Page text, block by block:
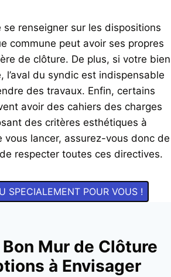
se renseigner sur les dispositions
commune peut avoir ses propres
de clôture. De plus, si votre bien
l’aval du syndic est indispensable
des travaux. Enfin, certains
avoir des cahiers des charges
des critères esthétiques à
vous lancer, assurez-vous donc de
respecter toutes ces directives.
SPECIALEMENT POUR VOUS !
Mur de Clôture
à Envisager